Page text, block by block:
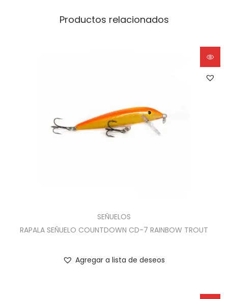
Productos relacionados
SEÑUELOS
RAPALA SEÑUELO COUNTDOWN CD-7 RAINBOW TROUT
Agregar a lista de deseos